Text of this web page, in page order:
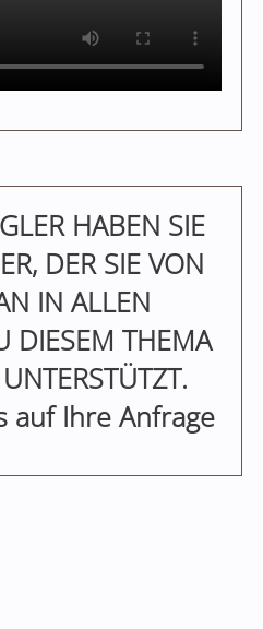
HABEN SIE
DER SIE VON
IN ALLEN
DIESEM THEMA
auf Ihre Anfrage